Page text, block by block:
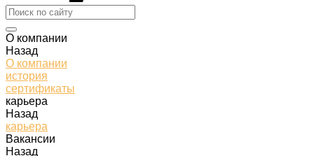
О компании
Назад
О компании
история
сертификаты
карьера
Назад
карьера
Вакансии
Назад